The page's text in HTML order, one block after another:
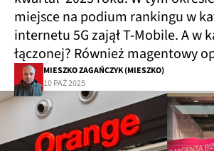
miejsce na podium rankingu w
internetu 5G zajął T-Mobile. A w
łączonej? Również magentowy
MIESZKO ZAGAŃCZYK (MIESZKO)
10 PAŹ 2025